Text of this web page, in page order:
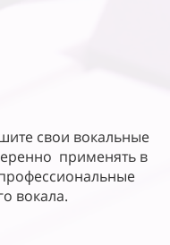
свои вокальные
применять в
вокала.